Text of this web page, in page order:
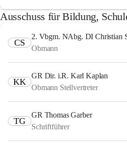
Ausschuss für Bildung,
CS
2. Vbgm. NAbg. DI Christian
Obmann
KK
GR Dir. i.R. Karl Kaplan
Obmann Stellvertreter
TG
GR Thomas Garber
Schriftführer